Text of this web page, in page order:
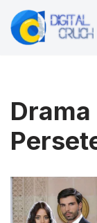
Lompat